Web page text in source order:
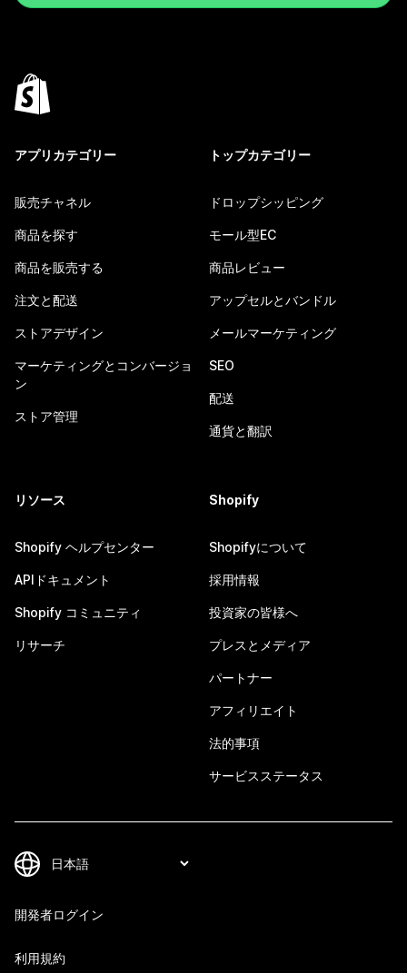
アプリカテゴリー
販売チャネル
商品を探す
商品を販売する
注文と配送
ストアデザイン
マーケティングとコンバージョ
ン
ストア管理
トップカテゴリー
ドロップシッピング
モール型EC
商品レビュー
アップセルとバンドル
メールマーケティング
SEO
配送
通貨と翻訳
リソース
Shopify ヘルプセンター
APIドキュメント
Shopify コミュニティ
リサーチ
Shopify
Shopifyについて
採用情報
投資家の皆様へ
プレスとメディア
パートナー
アフィリエイト
法的事項
サービスステータス
開発者ログイン
利用規約